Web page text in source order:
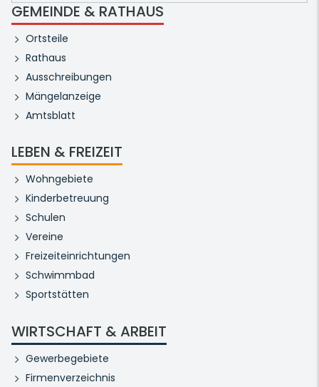
GEMEINDE & RATHAUS
Ortsteile
Rathaus
Ausschreibungen
Mängelanzeige
Amtsblatt
LEBEN & FREIZEIT
Wohngebiete
Kinderbetreuung
Schulen
Vereine
Freizeiteinrichtungen
Schwimmbad
Sportstätten
WIRTSCHAFT & ARBEIT
Gewerbegebiete
Firmenverzeichnis